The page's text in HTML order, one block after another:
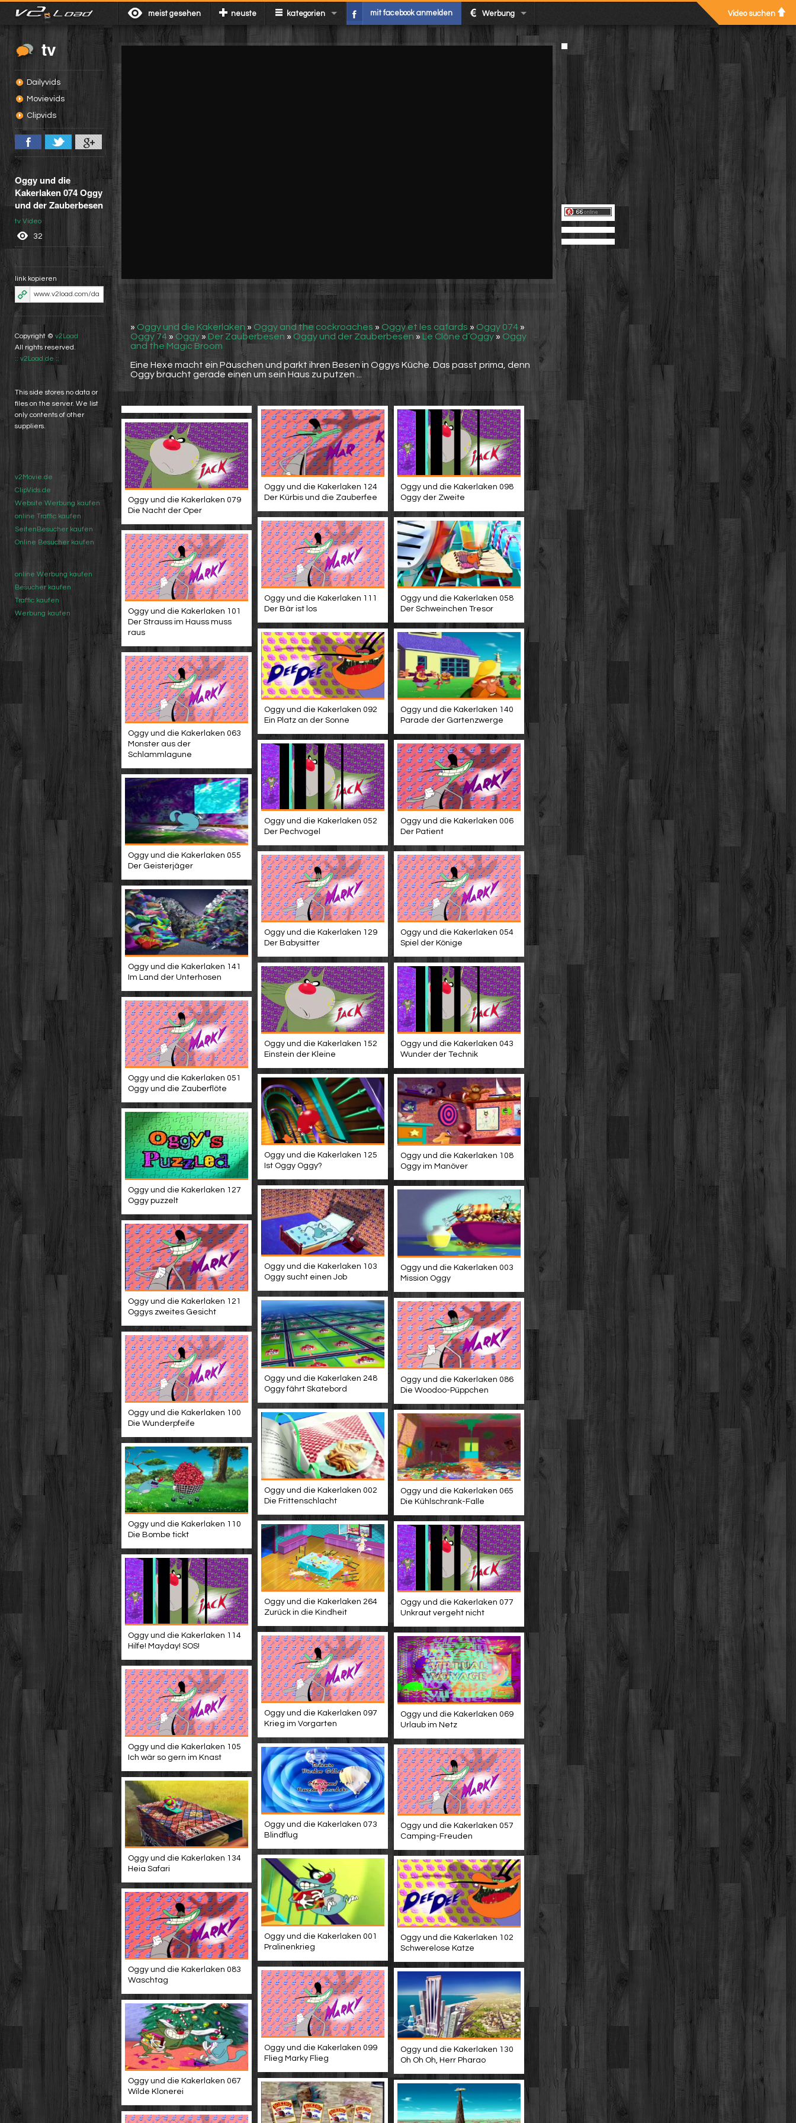
meist gesehen neuste kategorien mit facebook anmelden Werbung Video suchen
tv
Dailyvids
Movievids
Clipvids
Oggy und die
Kakerlaken 074 Oggy
und der Zauberbesen
tv Video
32
link kopieren
Copyright © v2Load
All rights reserved.
:: v2Load.de ::
This side stores no data or
files on the server. We list
only contents of other
suppliers.
v2Movie.de
ClipVids.de
Website Werbung kaufen
online Traffic kaufen
SeitenBesucher kaufen
Online Besucher kaufen
online Werbung kaufen
Besucher kaufen
Traffic kaufen
Werbung kaufen
» Oggy und die Kakerlaken » Oggy and the cockroaches » Oggy et les cafards » Oggy 074 »
Oggy 74 » Oggy » Der Zauberbesen » Oggy und der Zauberbesen » Le Clône d’Oggy » Oggy
and the Magic Broom
Eine Hexe macht ein Päuschen und parkt ihren Besen in Oggys Küche. Das passt prima, denn
Oggy braucht gerade einen um sein Haus zu putzen ...
Oggy und die Kakerlaken 124
Der Kürbis und die Zauberfee
Oggy und die Kakerlaken 098
Oggy der Zweite
Oggy und die Kakerlaken 079
Die Nacht der Oper
Oggy und die Kakerlaken 111
Der Bär ist los
Oggy und die Kakerlaken 058
Der Schweinchen Tresor
Oggy und die Kakerlaken 101
Der Strauss im Hauss muss
raus
Oggy und die Kakerlaken 092
Ein Platz an der Sonne
Oggy und die Kakerlaken 140
Parade der Gartenzwerge
Oggy und die Kakerlaken 063
Monster aus der
Schlammlagune
Oggy und die Kakerlaken 052
Der Pechvogel
Oggy und die Kakerlaken 006
Der Patient
Oggy und die Kakerlaken 055
Der Geisterjäger
Oggy und die Kakerlaken 129
Der Babysitter
Oggy und die Kakerlaken 054
Spiel der Könige
Oggy und die Kakerlaken 141
Im Land der Unterhosen
Oggy und die Kakerlaken 152
Einstein der Kleine
Oggy und die Kakerlaken 043
Wunder der Technik
Oggy und die Kakerlaken 051
Oggy und die Zauberflöte
Oggy und die Kakerlaken 125
Ist Oggy Oggy?
Oggy und die Kakerlaken 108
Oggy im Manöver
Oggy und die Kakerlaken 127
Oggy puzzelt
Oggy und die Kakerlaken 103
Oggy sucht einen Job
Oggy und die Kakerlaken 003
Mission Oggy
Oggy und die Kakerlaken 121
Oggys zweites Gesicht
Oggy und die Kakerlaken 248
Oggy fährt Skatebord
Oggy und die Kakerlaken 086
Die Woodoo-Püppchen
Oggy und die Kakerlaken 100
Die Wunderpfeife
Oggy und die Kakerlaken 002
Die Frittenschlacht
Oggy und die Kakerlaken 065
Die Kühlschrank-Falle
Oggy und die Kakerlaken 110
Die Bombe tickt
Oggy und die Kakerlaken 264
Zurück in die Kindheit
Oggy und die Kakerlaken 077
Unkraut vergeht nicht
Oggy und die Kakerlaken 114
Hilfe! Mayday! SOS!
Oggy und die Kakerlaken 097
Krieg im Vorgarten
Oggy und die Kakerlaken 069
Urlaub im Netz
Oggy und die Kakerlaken 105
Ich wär so gern im Knast
Oggy und die Kakerlaken 073
Blindflug
Oggy und die Kakerlaken 057
Camping-Freuden
Oggy und die Kakerlaken 134
Heia Safari
Oggy und die Kakerlaken 001
Pralinenkrieg
Oggy und die Kakerlaken 102
Schwerelose Katze
Oggy und die Kakerlaken 083
Waschtag
Oggy und die Kakerlaken 099
Flieg Marky Flieg
Oggy und die Kakerlaken 130
Oh Oh Oh, Herr Pharao
Oggy und die Kakerlaken 067
Wilde Klonerei